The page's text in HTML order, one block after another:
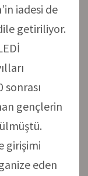
iadesi de
getiriliyor.
sonrası
gençlerin
girişimi
eden